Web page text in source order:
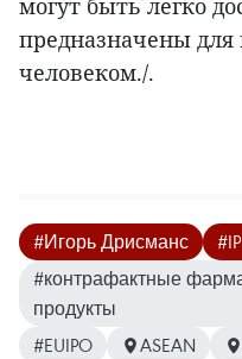
могут быть легко
предназначены для
человеком./.
#Игорь Дрисманс
#контрафактные
продукты
#EUIPO
ASEAN